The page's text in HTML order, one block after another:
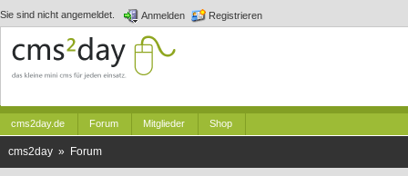
Sie sind nicht angemeldet. Anmelden Registrieren
cms2day.de Forum Mitglieder Shop
cms2day » Forum